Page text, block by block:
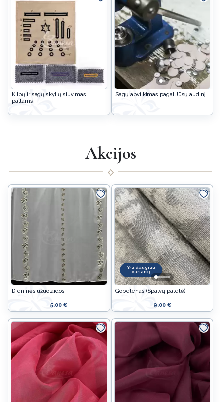
Kilpų ir sagų skylių siuvimas
paltams
Sagų apvilkimas pagal Jūsų audinį
Akcijos
Dieninės užuolaidos
5.00 €
Yra daugiau
variantų
Gobelenas (Spalvų paletė)
9.00 €